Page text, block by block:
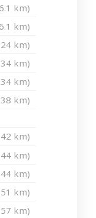
km)
km)
km)
km)
km)
km)
km)
km)
km)
km)
km)